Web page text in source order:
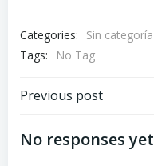
Categories:
Sin categoría
Tags:
No Tag
Post
navigation
Previous post
No responses yet